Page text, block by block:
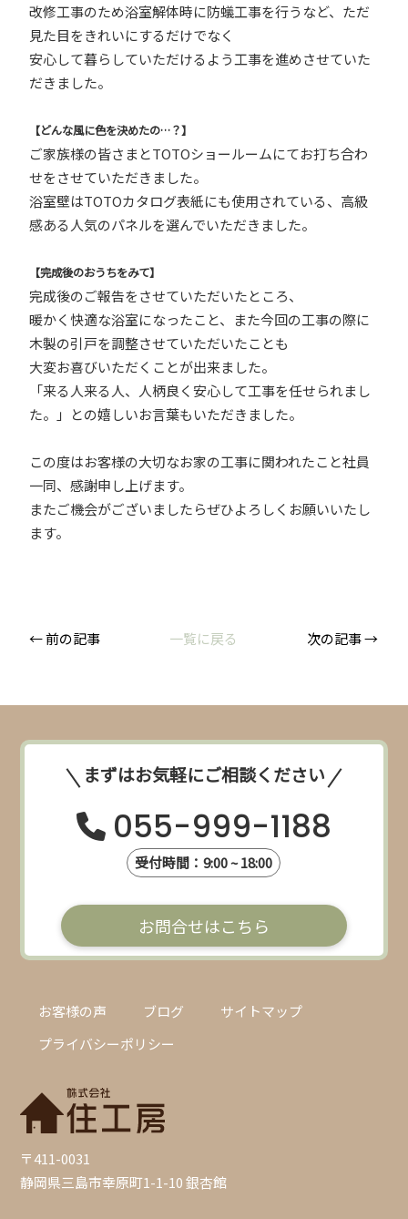
改修工事のため浴室解体時に防蟻工事を行うなど、ただ
見た目をきれいにするだけでなく
安心して暮らしていただけるよう工事を進めさせていた
だきました。
【どんな風に色を決めたの…？】
ご家族様の皆さまとTOTOショールームにてお打ち合わ
せをさせていただきました。
浴室壁はTOTOカタログ表紙にも使用されている、高級
感ある人気のパネルを選んでいただきました。
【完成後のおうちをみて】
完成後のご報告をさせていただいたところ、
暖かく快適な浴室になったこと、また今回の工事の際に
木製の引戸を調整させていただいたことも
大変お喜びいただくことが出来ました。
「来る人来る人、人柄良く安心して工事を任せられまし
た。」との嬉しいお言葉もいただきました。
この度はお客様の大切なお家の工事に関われたこと社員
一同、感謝申し上げます。
またご機会がございましたらぜひよろしくお願いいたし
ます。
← 前の記事 一覧に戻る 次の記事 →
まずはお気軽にご相談ください
055-999-1188
受付時間：9:00 ~ 18:00
お問合せはこちら
〒411-0031
静岡県三島市幸原町1-1-10 銀杏館
お客様の声 ブログ
サイトマップ
プライバシーポリシー